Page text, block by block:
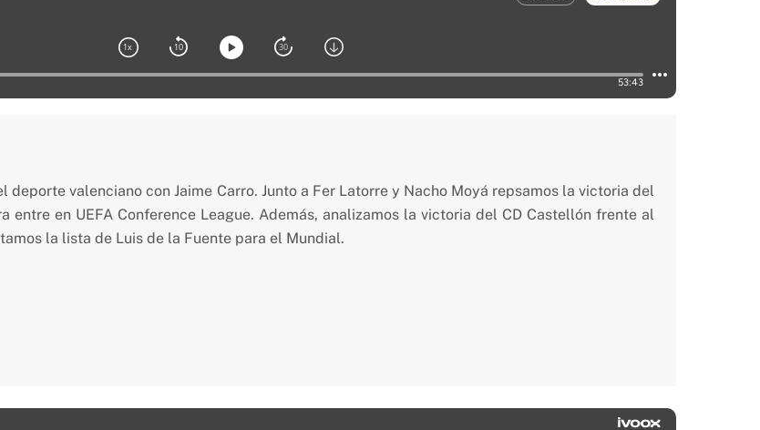
deporte valenciano con Jaime Carro. Junto a Fer Latorre y Nacho Moyá repsamos la victoria del
entre en UEFA Conference League. Además, analizamos la victoria del CD Castellón frente al
la lista de Luis de la Fuente para el Mundial.